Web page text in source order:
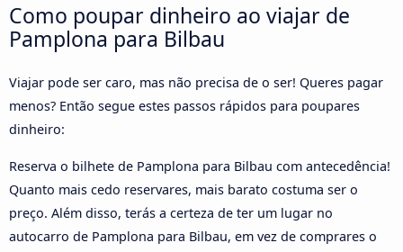
Como poupar dinheiro ao viajar de
Pamplona para Bilbau
Viajar pode ser caro, mas não precisa de o ser! Queres pagar
menos? Então segue estes passos rápidos para poupares
dinheiro:
Reserva o bilhete de Pamplona para Bilbau com antecedência!
Quanto mais cedo reservares, mais barato costuma ser o
preço. Além disso, terás a certeza de ter um lugar no
autocarro de Pamplona para Bilbau, em vez de comprares o